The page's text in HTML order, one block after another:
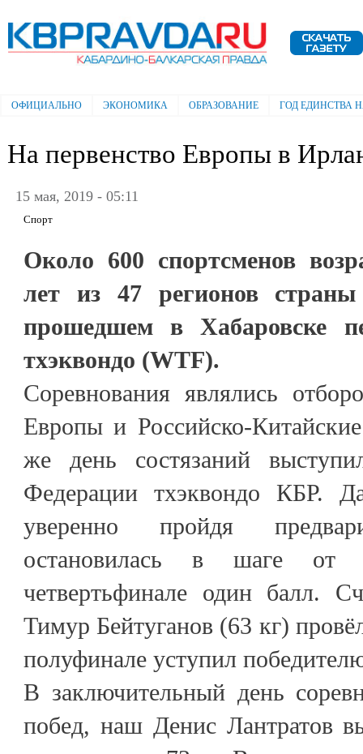
Электронная газета "Кабардино-
Балкарская правда"
Главное меню
ОФИЦИАЛЬНО ЭКОНОМИКА ОБРАЗОВАНИЕ ГОД ЕДИНСТВА
На первенство Европы в
15 мая, 2019 - 05:11
Спорт
Около 600 спортсменов
лет из 47 регионов
прошедшем в Хабаровске
тхэквондо (WTF).
Соревнования являлись
Европы и Российско-
же день состязаний
Федерации тхэквондо КБР.
уверенно пройдя
остановилась в шаге от
четвертьфинале один балл.
Тимур Бейтуганов (63 кг)
полуфинале уступил
В заключительный день
побед, наш Денис Лантратов